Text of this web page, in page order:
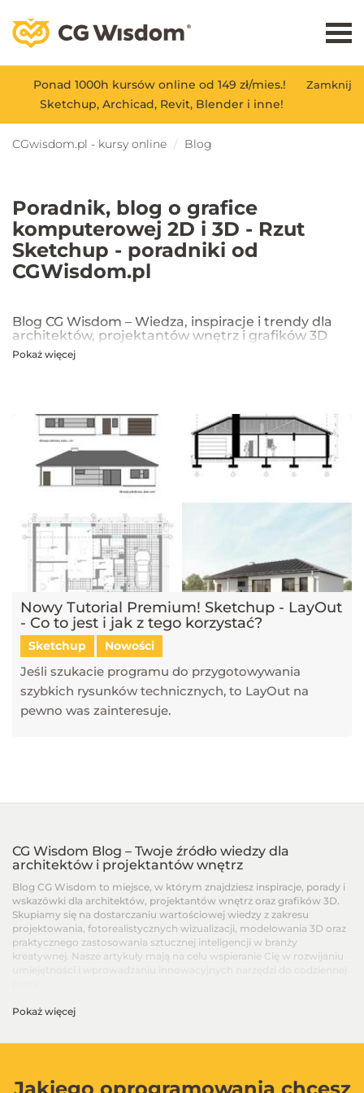
Zamknij
Ponad 1000h kursów online od 149 zł/mies.!
Sketchup, Archicad, Revit, Blender i inne!
CGwisdom.pl - kursy online Blog
Poradnik, blog o grafice
komputerowej 2D i 3D - Rzut
Sketchup - poradniki od
CGWisdom.pl
Blog CG Wisdom – Wiedza, inspiracje i trendy dla
architektów, projektantów wnętrz i grafików 3D
Na blogu CG Wisdom znajdziesz praktyczne porady, inspiracje oraz
które pomagają tworzyć profesjonalne i fotorealistyczne wizualizacje.
Dowiesz się również, jak sztuczna inteligencja zmienia pracę
projektantów, jakie są najlepsze praktyki w renderingu oraz jak
optymalizować proces projektowy. Śledź nasz blog, aby pozostać na
bieżąco z technologią i rozwijać swoje umiejętności w projektowaniu
przestrzeni i wizualizacji 3D!
Pokaż więcej
Nowy Tutorial Premium! Sketchup - LayOut
- Co to jest i jak z tego korzystać?
Sketchup Nowości
Jeśli szukacie programu do przygotowywania
szybkich rysunków technicznych, to LayOut na
pewno was zainteresuje.
CG Wisdom Blog – Twoje źródło wiedzy dla
architektów i projektantów wnętrz
Blog CG Wisdom to miejsce, w którym znajdziesz inspiracje, porady i
wskazówki dla architektów, projektantów wnętrz oraz grafików 3D.
Skupiamy się na dostarczaniu wartościowej wiedzy z zakresu
projektowania, fotorealistycznych wizualizacji, modelowania 3D oraz
praktycznego zastosowania sztucznej inteligencji w branży
kreatywnej. Nasze artykuły mają na celu wspieranie Cię w rozwijaniu
Artykuły dla architektów i projektantów wnętrz –
Pokaż więcej